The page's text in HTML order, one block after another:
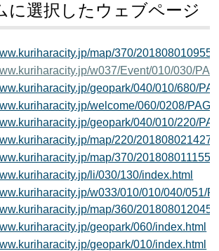
に選択したウェブページ
map/370/
w037/Event/010/030/
geopark/040/010/680/
welcome/060/0208/
geopark/040/010/220/
map/220/
map/370/
li/030/130/index.html
w033/010/010/040/051/
map/360/
geopark/060/index.html
geopark/010/index.html